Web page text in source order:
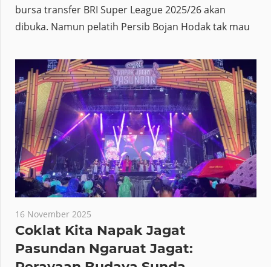
bursa transfer BRI Super League 2025/26 akan
dibuka. Namun pelatih Persib Bojan Hodak tak mau
16 November 2025
Coklat Kita Napak Jagat
Pasundan Ngaruat Jagat: